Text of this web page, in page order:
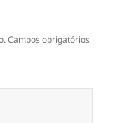
Campos obrigatórios